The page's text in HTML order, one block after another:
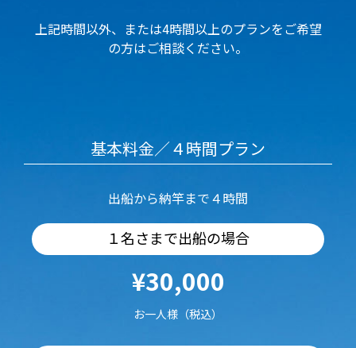
上記時間以外、または4時間以上のプランをご希望
の方はご相談ください。
基本料金／４時間プラン
出船から納竿まで４時間
１名さまで出船の場合
¥30,000
お一人様（税込）